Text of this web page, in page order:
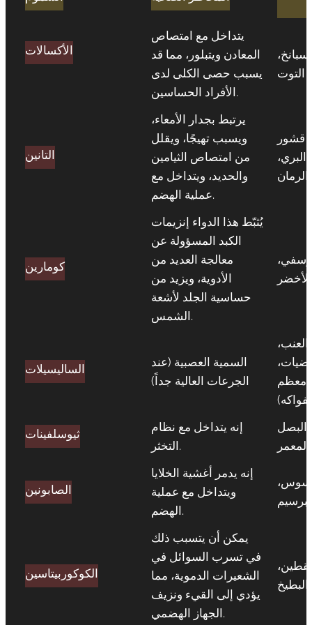
الأكسالات
يتداخل مع امتصاص
المعادن ويتبلور، مما قد
يسبب حصى الكلى لدى
الأفراد الحساسين.
التوت
التانين
يرتبط بجدار الأمعاء،
ويسبب تهيجًا، ويقلل
من امتصاص الثيامين
والحديد، ويتداخل مع
عملية الهضم.
قشور
البري،
الرمان
كومارين
يُثبّط هذا الدواء إنزيمات
الكبد المسؤولة عن
معالجة العديد من
الأدوية، ويزيد من
حساسية الجلد لأشعة
الشمس.
الساليسيلات
السمية العصبية (عند
الجرعات العالية جداً)
العنب،
معظم
ثيوسلفينات
إنه يتداخل مع نظام
التخثر.
البصل
الصابونين
إنه يدمر أغشية الخلايا
ويتداخل مع عملية
الهضم.
الكوكوربيتاسين
يمكن أن يتسبب ذلك
في تسرب السوائل في
الشعيرات الدموية، مما
يؤدي إلى القيء ونزيف
الجهاز الهضمي.
البطيخ